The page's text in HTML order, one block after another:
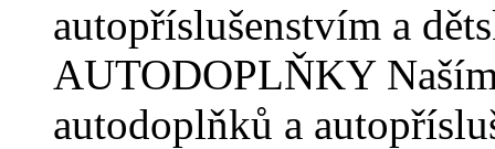
autopříslušenstvím a
AUTODOPLŇKY
autodoplňků a